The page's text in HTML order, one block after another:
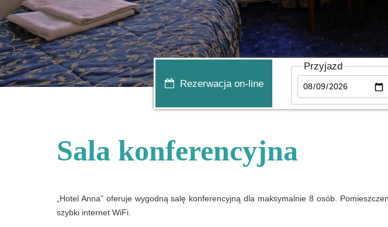
Rezerwacja on-line
Przyjazd
Sala konferencyjna
„Hotel Anna” oferuje wygodną salę konferencyjną dla maksymalnie 8 osób.
szybki internet WiFi.